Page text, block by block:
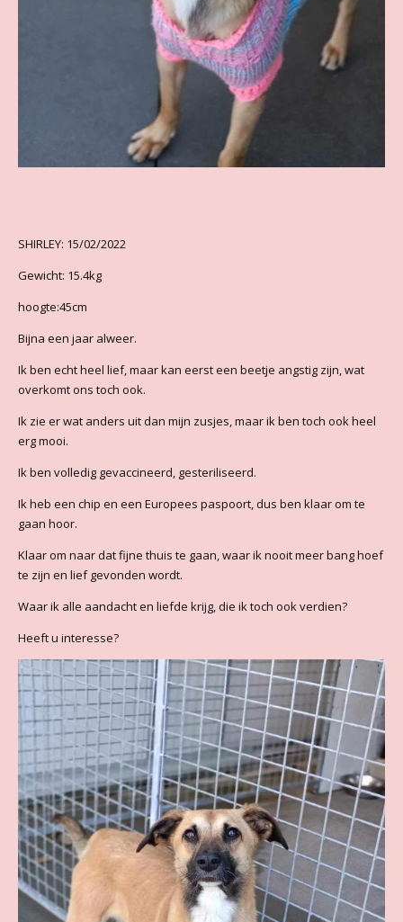
SHIRLEY: 15/02/2022
Gewicht: 15.4kg
hoogte:45cm
Bijna een jaar alweer.
Ik ben echt heel lief, maar kan eerst een beetje angstig zijn, wat
overkomt ons toch ook.
Ik zie er wat anders uit dan mijn zusjes, maar ik ben toch ook heel
erg mooi.
Ik ben volledig gevaccineerd, gesteriliseerd.
Ik heb een chip en een Europees paspoort, dus ben klaar om te
gaan hoor.
Klaar om naar dat fijne thuis te gaan, waar ik nooit meer bang hoef
te zijn en lief gevonden wordt.
Waar ik alle aandacht en liefde krijg, die ik toch ook verdien?
Heeft u interesse?